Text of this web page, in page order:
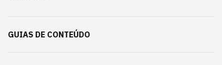
GUIAS DE CONTEÚDO